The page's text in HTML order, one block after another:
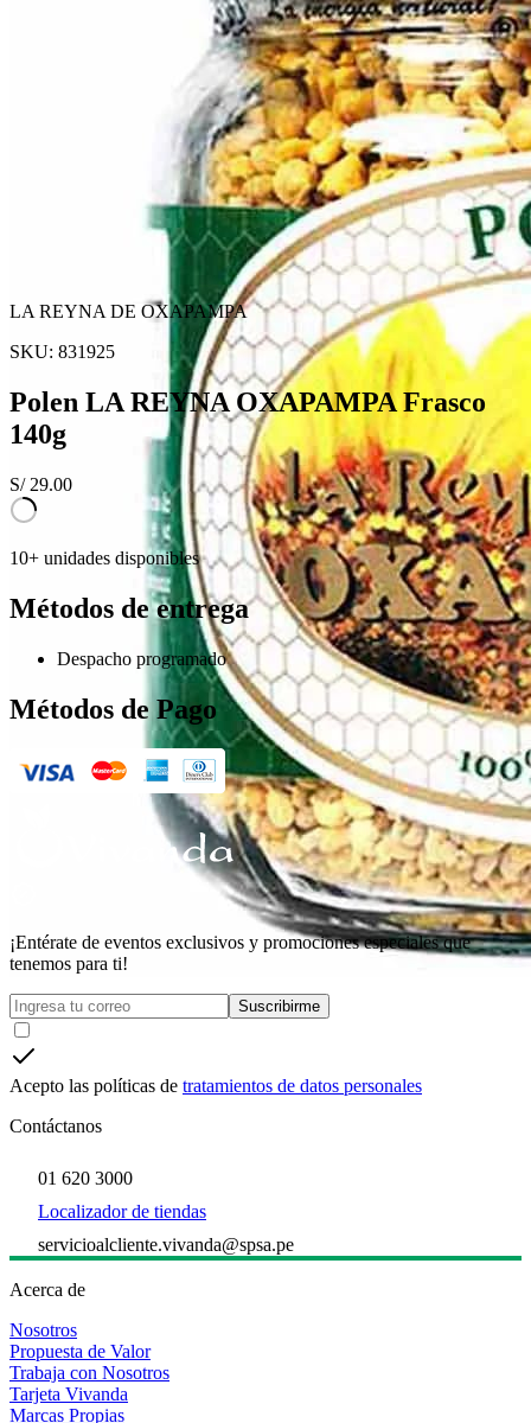
LA REYNA DE OXAPAMPA
SKU: 831925
Polen LA REYNA OXAPAMPA Frasco
140g
S/ 29.00
10+ unidades disponibles
Métodos de entrega
Despacho programado
Métodos de Pago
¡Entérate de eventos exclusivos y promociones especiales que
tenemos para ti!
Suscribirme
Acepto las políticas de tratamientos de datos personales
Contáctanos
01 620 3000
Localizador de tiendas
servicioalcliente.vivanda@spsa.pe
Acerca de
Nosotros
Propuesta de Valor
Trabaja con Nosotros
Tarjeta Vivanda
Marcas Propias